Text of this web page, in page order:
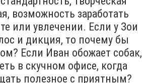
возможность заработать
или увлечении. Если у Зои
и дикция, то почему бы
Если Иван обожает собак,
в скучном офисе, когда
полезное с приятным?